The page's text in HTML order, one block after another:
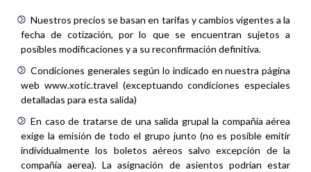
Nuestros precios se basan en tarifas y cambios vigentes a la
fecha de cotización, por lo que se encuentran sujetos a
posibles modificaciones y a su reconfirmación definitiva.
Condiciones generales según lo indicado en nuestra página
web www.xotic.travel (exceptuando condiciones especiales
detalladas para esta salida)
En caso de tratarse de una salida grupal la compañía aérea
exige la emisión de todo el grupo junto (no es posible emitir
individualmente los boletos aéreos salvo excepción de la
compañía aerea). La asignación de asientos podrían estar